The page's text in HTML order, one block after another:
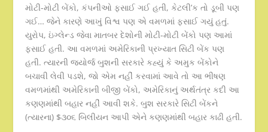
મોટી-મોટી બેંકો, કંપનીઓ ફસાઈ ગઈ હતી, કેટલી’ક તો ડૂબી પણ
ગઈ… જેને કારણે આખું વિશ્વ પણ એ વમળમાં ફસાઈ ગયું હતું.
યુરોપ, ઇંગ્લેન્ડ જેવા માતબર દેશોની મોટી-મોટી બેંકો પણ આમાં
ફસાઈ હતી. આ વમળમાં અમેરિકાની પ્રખ્યાત સિટી બેંક પણ
હતી. ત્યારની જ્યોર્જ બુશની સરકારે કહ્યું કે અમુક બેંકોને
બચાવી લેવી પડશે, જો એમ નહીં કરવામાં આવે તો આ ભીષણ
વમળમાંથી અમેરિકાની બીજી બેંકો, અમેરિકાનું અર્થતંત્ર કદી આ
કણણમાંથી બહાર નહીં આવી શકે. બુશ સરકારે સિટી બેંકને
(ત્યારના) $૩૦૬ બિલીયન આપી એને કણણમાંથી બહાર કાઢી હતી.